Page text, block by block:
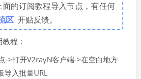
面的订阅教程导入节点，有任何
区 开贴反馈。
程：
->打开V2rayN客户端->在空白地方
导入批量URL